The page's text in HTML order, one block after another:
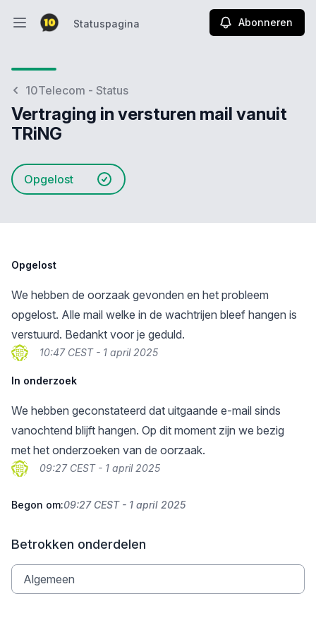
Hoofdmenu openen
Statuspagina Abonneren
10Telecom - Status
Vertraging in versturen mail vanuit
TRiNG
Opgelost
Opgelost
We hebben de oorzaak gevonden en het probleem
opgelost. Alle mail welke in de wachtrijen bleef hangen is
verstuurd. Bedankt voor je geduld.
10:47 CEST - 1 april 2025
In onderzoek
We hebben geconstateerd dat uitgaande e-mail sinds
vanochtend blijft hangen. Op dit moment zijn we bezig
met het onderzoeken van de oorzaak.
09:27 CEST - 1 april 2025
Begon om:09:27 CEST - 1 april 2025
Betrokken onderdelen
Algemeen